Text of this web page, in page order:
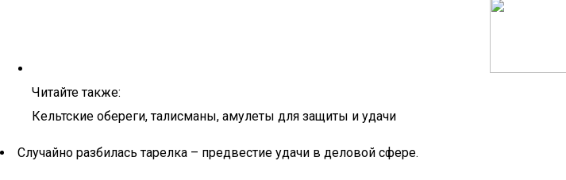
Читайте также:
Кельтские обереги, талисманы, амулеты для защиты и удачи
Случайно разбилась тарелка – предвестие удачи в деловой сфере.